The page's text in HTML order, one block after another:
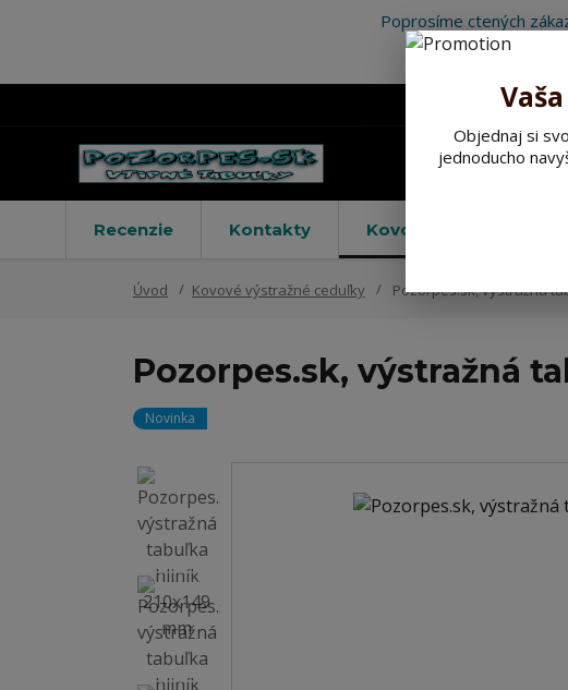
Poprosíme ctených
Recenzie Kontakty Kovové výstražné
Úvod Kovové výstražné ceduľky Pozorpes.sk, výstražná
Pozorpes.sk, výstražná
Novinka
Objednaj si
jednoducho